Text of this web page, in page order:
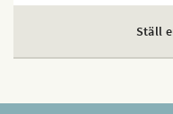
Ställ